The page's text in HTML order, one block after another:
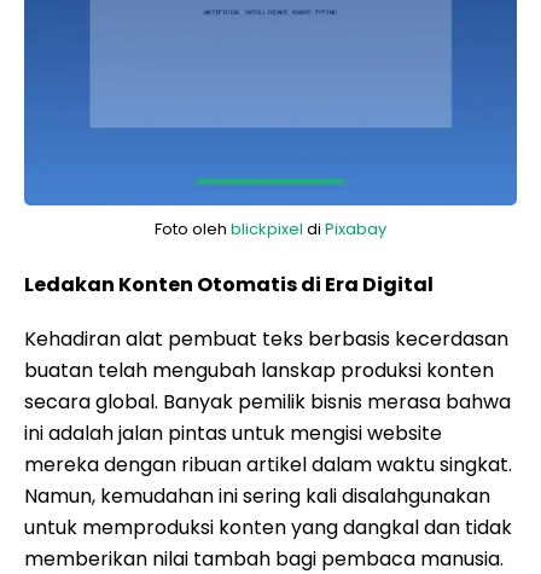
Foto oleh blickpixel di Pixabay
Ledakan Konten Otomatis di Era Digital
Kehadiran alat pembuat teks berbasis kecerdasan
buatan telah mengubah lanskap produksi konten
secara global. Banyak pemilik bisnis merasa bahwa
ini adalah jalan pintas untuk mengisi website
mereka dengan ribuan artikel dalam waktu singkat.
Namun, kemudahan ini sering kali disalahgunakan
untuk memproduksi konten yang dangkal dan tidak
memberikan nilai tambah bagi pembaca manusia.